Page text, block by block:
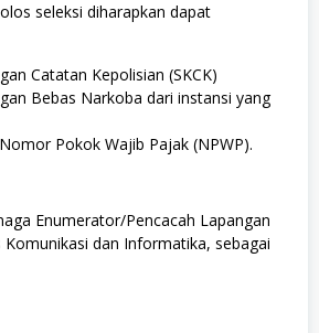
seleksi diharapkan dapat
Catatan Kepolisian (SKCK)
Bebas Narkoba dari instansi yang
Pokok Wajib Pajak (NPWP).
Enumerator/Pencacah Lapangan
Komunikasi dan Informatika, sebagai